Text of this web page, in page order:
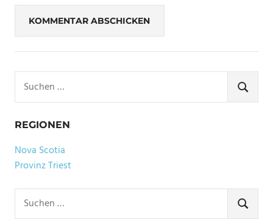
nach:
SUCHEN
REGIONEN
Nova Scotia
Provinz Triest
nach:
SUCHEN